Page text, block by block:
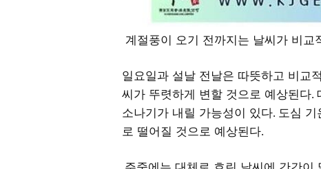
계절풍이 오기 전까지는 날씨가 비교
일요일과 설날 전날은 따뜻하고 비교
씨가 뚜렷하게 변할 것으로 예상된다.
소나기가 내릴 가능성이 있다. 도심
로 떨어질 것으로 예상된다.